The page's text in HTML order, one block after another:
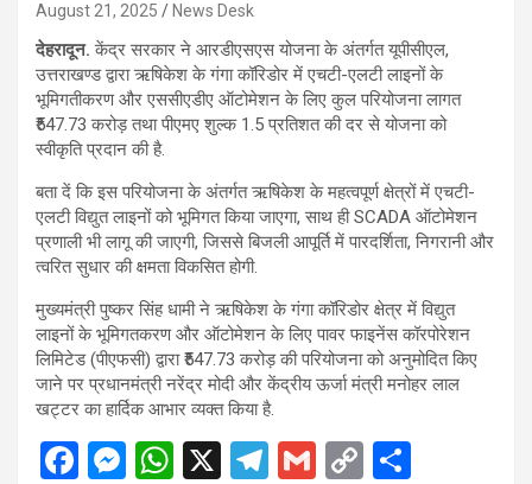
August 21, 2025 News Desk
देहरादून.केंद्र सरकार ने आरडीएसएस योजना के अंतर्गत यूपीसीएल,
उत्तराखण्ड द्वारा ऋषिकेश के गंगा कॉरिडोर में एचटी-एलटी लाइनों के
भूमिगतीकरण और एससीएडीए ऑटोमेशन के लिए कुल परियोजना लागत
₹547.73 करोड़ तथा पीएमए शुल्क 1.5 प्रतिशत की दर से योजना को
स्वीकृति प्रदान की है.
बता दें कि इस परियोजना के अंतर्गत ऋषिकेश के महत्वपूर्ण क्षेत्रों में एचटी-
एलटी विद्युत लाइनों को भूमिगत किया जाएगा, साथ ही SCADA ऑटोमेशन
प्रणाली भी लागू की जाएगी, जिससे बिजली आपूर्ति में पारदर्शिता, निगरानी और
त्वरित सुधार की क्षमता विकसित होगी.
मुख्यमंत्री पुष्कर सिंह धामी ने ऋषिकेश के गंगा कॉरिडोर क्षेत्र में विद्युत
लाइनों के भूमिगतकरण और ऑटोमेशन के लिए पावर फाइनेंस कॉरपोरेशन
लिमिटेड (पीएफसी) द्वारा ₹547.73 करोड़ की परियोजना को अनुमोदित किए
जाने पर प्रधानमंत्री नरेंद्र मोदी और केंद्रीय ऊर्जा मंत्री मनोहर लाल
खट्टर का हार्दिक आभार व्यक्त किया है.
F
M W X
T
G
C